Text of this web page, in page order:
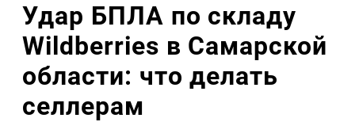
Удар БПЛА по складу
Wildberries в Самарской
области: что делать
селлерам